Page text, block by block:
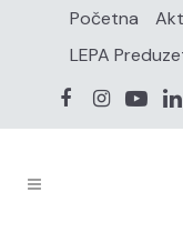
Početna
LEPA